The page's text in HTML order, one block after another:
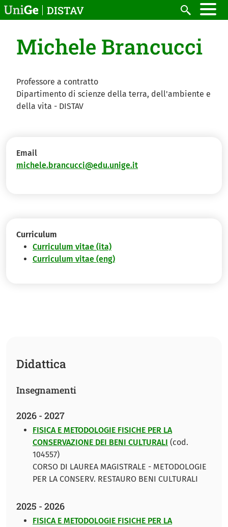
Salta al contenuto principale
DISTAV Cerca
Michele Brancucci
Professore a contratto
Dipartimento di scienze della terra, dell'ambiente e
della vita - DISTAV
Didattica
Insegnamenti
2026 - 2027
FISICA E METODOLOGIE FISICHE PER LA
CONSERVAZIONE DEI BENI CULTURALI (cod.
104557)
CORSO DI LAUREA MAGISTRALE - METODOLOGIE
PER LA CONSERV. RESTAURO BENI CULTURALI
2025 - 2026
FISICA E METODOLOGIE FISICHE PER LA
Email
michele.brancucci@edu.unige.it
Curriculum
Curriculum vitae (ita)
Curriculum vitae (eng)